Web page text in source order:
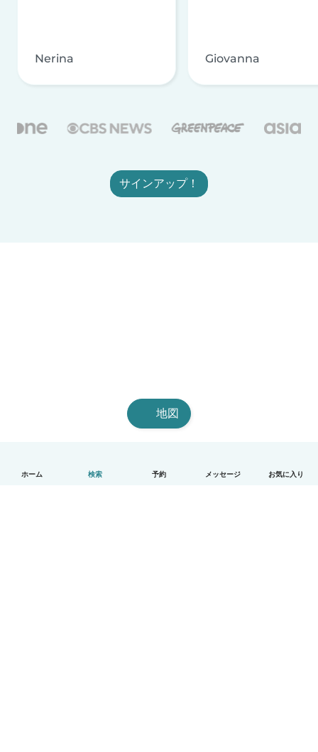
ホーム 検索 予約 メッセージ お気に入り
Nerina Giovanna
サインアップ！
地図